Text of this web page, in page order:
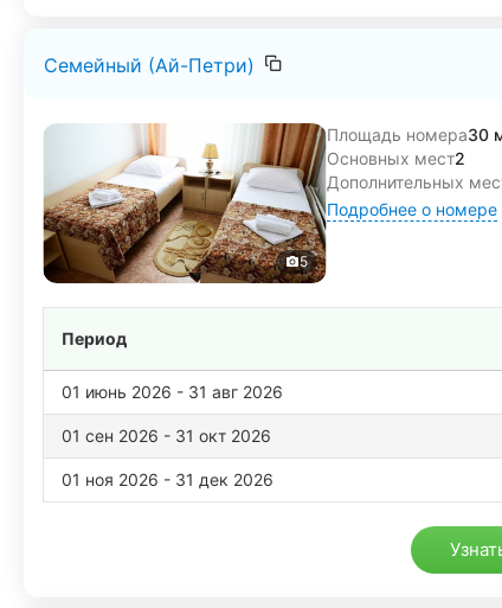
Семейный (Ай-Петри)
5
Площадь номера30
Основных мест2
Дополнительных
Подробнее о номере
Период
01 июнь 2026 - 31 авг 2026
01 сен 2026 - 31 окт 2026
01 ноя 2026 - 31 дек 2026